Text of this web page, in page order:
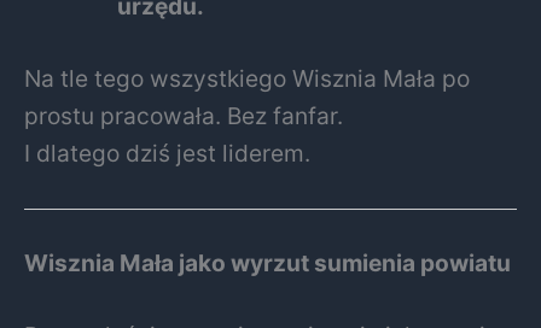
urzędu.
Na tle tego wszystkiego Wisznia Mała po
prostu pracowała. Bez fanfar.
I dlatego dziś jest liderem.
Wisznia Mała jako wyrzut sumienia powiatu